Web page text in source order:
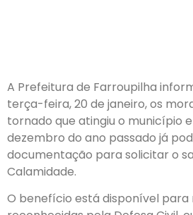
A Prefeitura de Farroupilha
terça-feira, 20 de janeiro, os
tornado que atingiu o município
dezembro do ano passado já
documentação para solicitar o
Calamidade.
O benefício está disponível